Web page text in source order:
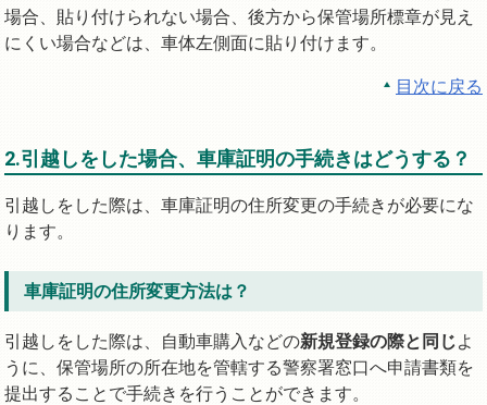
場合、貼り付けられない場合、後方から保管場所標章が見え
にくい場合などは、車体左側面に貼り付けます。
目次に戻る
2.引越しをした場合、車庫証明の手続きはどうする？
引越しをした際は、車庫証明の住所変更の手続きが必要にな
ります。
車庫証明の住所変更方法は？
引越しをした際は、自動車購入などの新規登録の際と同じよ
うに、保管場所の所在地を管轄する警察署窓口へ申請書類を
提出することで手続きを行うことができます。